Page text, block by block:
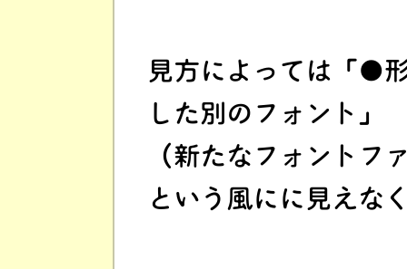
見方によっては「●
した別のフォント」
（新たなフォントフ
という風にに見えな